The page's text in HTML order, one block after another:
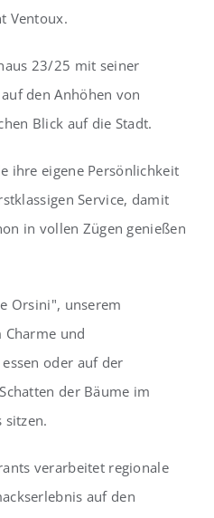
Ventoux.
23/25 mit seiner
den Anhöhen von
Blick auf die Stadt.
ihre eigene Persönlichkeit
Service, damit
in vollen Zügen genießen
Orsini", unserem
und
oder auf der
der Bäume im
sitzen.
verarbeitet regionale
auf den